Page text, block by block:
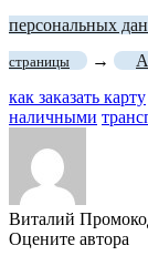
персональных
страницы →
как заказать карту
наличными
Виталий
Оцените автора